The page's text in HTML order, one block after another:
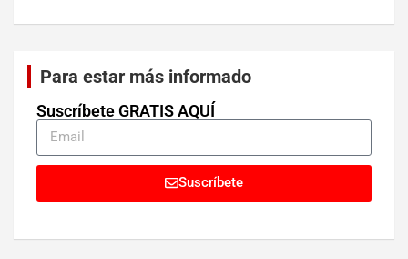
Para estar más informado
Suscríbete GRATIS AQUÍ
Suscríbete